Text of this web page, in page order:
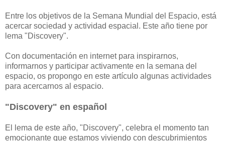
Entre los objetivos de la Semana Mundial del Espacio, está
acercar sociedad y actividad espacial. Este año tiene por
lema "Discovery".
Con documentación en internet para inspirarnos,
informarnos y participar activamente en la semana del
espacio, os propongo en este artículo algunas actividades
para acercarnos al espacio.
"Discovery" en español
El lema de este año, "Discovery", celebra el momento tan
emocionante que estamos viviendo con descubrimientos